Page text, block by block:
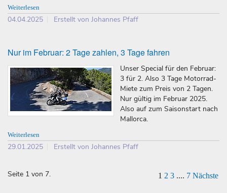
Weiterlesen
04.04.2025 Erstellt von Johannes Pfaff
Nur im Februar: 2 Tage zahlen, 3 Tage fahren
Unser Special für den Februar:
3 für 2. Also 3 Tage Motorrad-
Miete zum Preis von 2 Tagen.
Nur gültig im Februar 2025.
Also auf zum Saisonstart nach
Mallorca.
Weiterlesen
29.01.2025 Erstellt von Johannes Pfaff
Seite 1 von 7. 1 2 3 .... 7 Nächste